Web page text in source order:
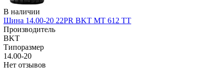
В наличии
Шина 14.00-20 22PR BKT MT 612 TT
Производитель
BKT
Типоразмер
14.00-20
Нет отзывов